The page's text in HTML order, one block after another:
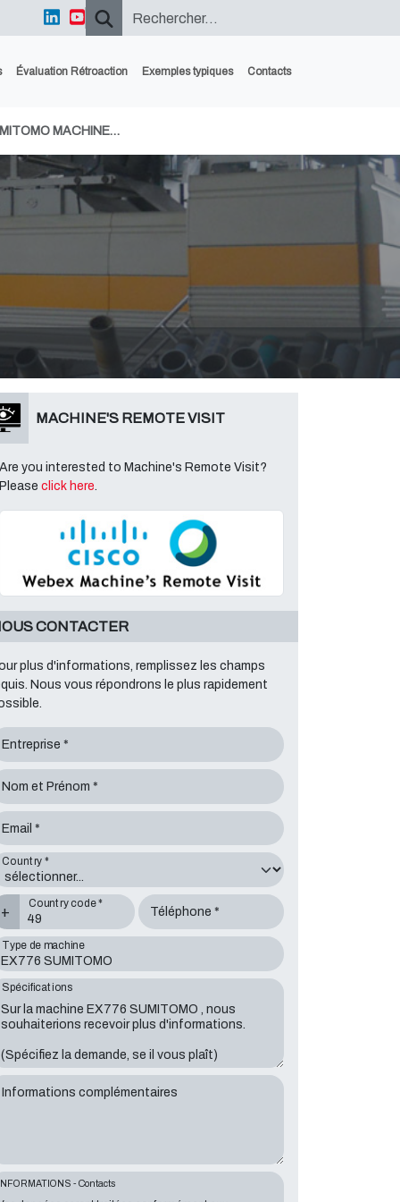
Évaluation Rétroaction Exemples typiques Contacts
MACHINE…
MACHINE'S REMOTE VISIT
Are you interested to Machine's Remote Visit?
Please click here.
CONTACTER
plus d'informations, remplissez les champs
Nous vous répondrons le plus rapidement
Entreprise *
Nom et Prénom *
Email *
Country *
+
Country code *
Téléphone *
Type de machine
Spécifications
Informations complémentaires
INFORMATIONS - Contacts